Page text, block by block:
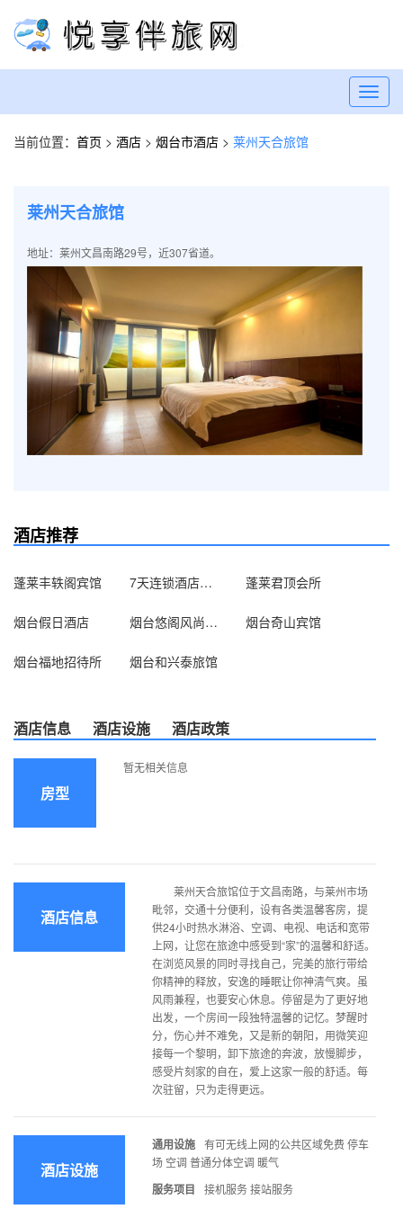
当前位置： 首页 > 酒店 > 烟台市酒店 > 莱州天合旅馆
莱州天合旅馆
地址：莱州文昌南路29号，近307省道。
酒店推荐
蓬莱丰轶阁宾馆 7天连锁酒店（烟台开发区黄山路店） 蓬莱君顶会所
烟台假日酒店 烟台悠阁风尚商务酒店 烟台奇山宾馆
烟台福地招待所 烟台和兴泰旅馆
酒店信息 酒店设施 酒店政策
房型
暂无相关信息
酒店信息
莱州天合旅馆位于文昌南路，与莱州市场
毗邻，交通十分便利，设有各类温馨客房，提
供24小时热水淋浴、空调、电视、电话和宽带
上网，让您在旅途中感受到“家”的温馨和舒适。
在浏览风景的同时寻找自己，完美的旅行带给
你精神的释放，安逸的睡眠让你神清气爽。虽
风雨兼程，也要安心休息。停留是为了更好地
出发，一个房间一段独特温馨的记忆。梦醒时
分，伤心并不难免，又是新的朝阳，用微笑迎
接每一个黎明，卸下旅途的奔波，放慢脚步，
感受片刻家的自在，爱上这家一般的舒适。每
次驻留，只为走得更远。
酒店设施
通用设施 有可无线上网的公共区域免费 停车
场 空调 普通分体空调 暖气
服务项目 接机服务 接站服务